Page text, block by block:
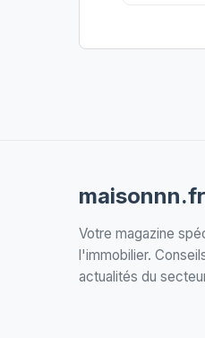
maisonnn.fr
Votre magazine
l'immobilier.
actualités du